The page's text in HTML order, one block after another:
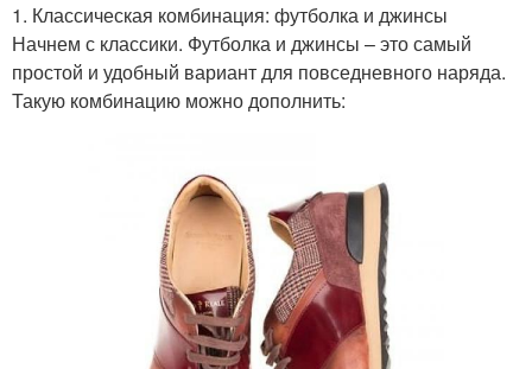
1. Классическая комбинация: футболка и джинсы
Начнем с классики. Футболка и джинсы – это самый
простой и удобный вариант для повседневного наряда.
Такую комбинацию можно дополнить: